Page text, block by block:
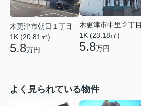
木更津市朝日１丁目
1K (20.81㎡)
5.8万円
木更津市中里２丁目
1K (23.18㎡)
5.8万円
よく見られている物件